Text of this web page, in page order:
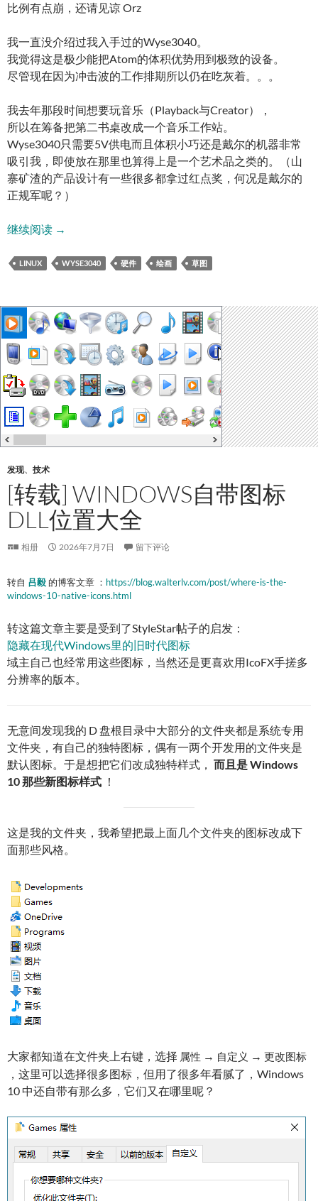
比例有点崩，还请见谅 Orz
我一直没介绍过我入手过的Wyse3040。
我觉得这是极少能把Atom的体积优势用到极致的设备。
尽管现在因为冲击波的工作排期所以仍在吃灰着。。。
我去年那段时间想要玩音乐（Playback与Creator），
所以在筹备把第二书桌改成一个音乐工作站。
Wyse3040只需要5V供电而且体积小巧还是戴尔的机器非常
吸引我，即使放在那里也算得上是一个艺术品之类的。（山
寨矿渣的产品设计有一些很多都拿过红点奖，何况是戴尔的
正规军呢？）
继续阅读Wyse3040概念使用图
→
LINUX WYSE3040 硬件 绘画 草图
发现、 技术
[转载] WINDOWS自带图标
DLL位置大全
相册 2026年7月7日 留下评论
转自 吕毅 的博客文章 ： https://blog.walterlv.com/post/where-is-the-
windows-10-native-icons.html
转这篇文章主要是受到了StyleStar帖子的启发：
隐藏在现代Windows里的旧时代图标
域主自己也经常用这些图标，当然还是更喜欢用IcoFX手搓多
分辨率的版本。
无意间发现我的 D 盘根目录中大部分的文件夹都是系统专用
文件夹，有自己的独特图标，偶有一两个开发用的文件夹是
默认图标。于是想把它们改成独特样式， 而且是 Windows
10 那些新图标样式 ！
这是我的文件夹，我希望把最上面几个文件夹的图标改成下
面那些风格。
大家都知道在文件夹上右键，选择 属性 → 自定义 → 更改图标
，这里可以选择很多图标，但用了很多年看腻了，Windows
10 中还自带有那么多，它们又在哪里呢？